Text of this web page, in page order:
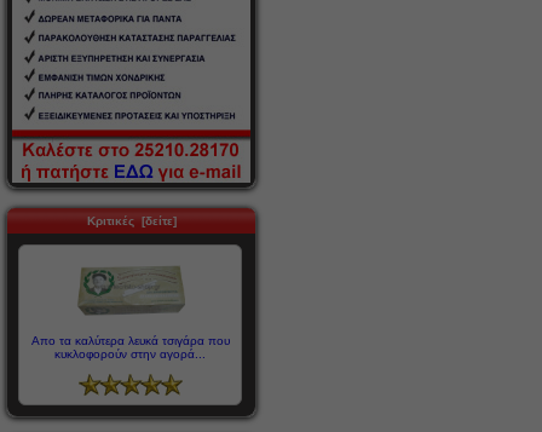
Κριτικές [δείτε]
Απο τα καλύτερα λευκά τσιγάρα που
κυκλοφορούν στην αγορά...